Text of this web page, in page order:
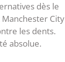
dès le
Manchester City
les dents.
absolue.